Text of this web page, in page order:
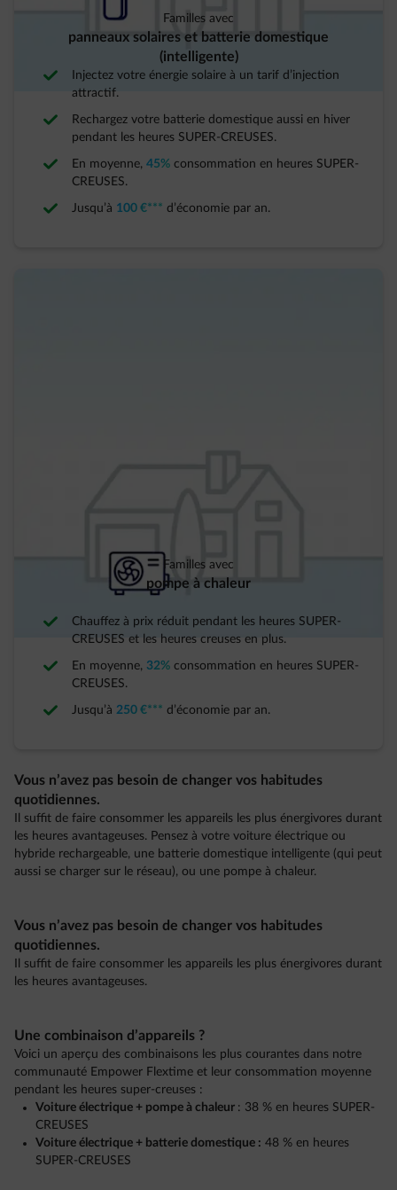
Familles avec
panneaux solaires et batterie domestique
(intelligente)
Injectez votre énergie solaire à un tarif d’injection
attractif.
Rechargez votre batterie domestique aussi en hiver
pendant les heures SUPER-CREUSES.
En moyenne, 45% consommation en heures SUPER-
CREUSES.
Jusqu’à 100 €*** d’économie par an.
Familles avec​
pompe à chaleur​
Chauffez à prix réduit pendant les heures SUPER-
CREUSES et les heures creuses en plus.
En moyenne, 32% consommation en heures SUPER-
CREUSES.
Jusqu’à 250 €*** d’économie par an.
Vous n’avez pas besoin de changer vos habitudes
quotidiennes.
Il suffit de faire consommer les appareils les plus énergivores durant
les heures avantageuses. Pensez à votre voiture électrique ou
hybride rechargeable, une batterie domestique intelligente (qui peut
aussi se charger sur le réseau), ou une pompe à chaleur.
Vous n’avez pas besoin de changer vos habitudes
quotidiennes.
Il suffit de faire consommer les appareils les plus énergivores durant
les heures avantageuses.
Une combinaison d’appareils ?​
Voici un aperçu des combinaisons les plus courantes dans notre
communauté Empower Flextime et leur consommation moyenne
pendant les heures super-creuses :
Voiture électrique + pompe à chaleur : 38 % en heures SUPER-
CREUSES​
Voiture électrique + batterie domestique : 48 % en heures
SUPER-CREUSES​